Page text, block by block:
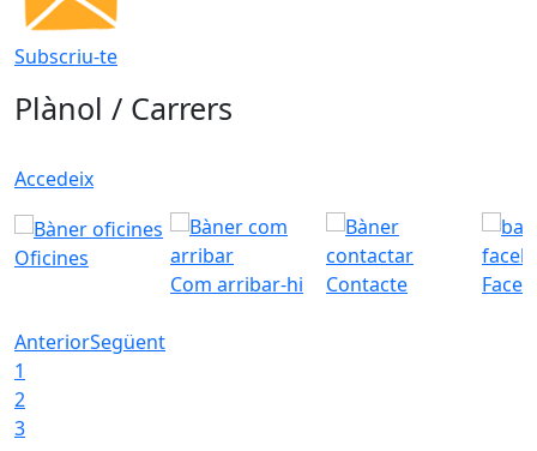
Subscriu-te
Plànol / Carrers
Accedeix
Oficines
Com arribar-hi
Contacte
AnteriorSegüent
1
2
3